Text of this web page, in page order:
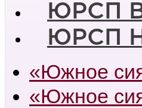
ЮРСП
ЮРСП
«Южное
«Южное